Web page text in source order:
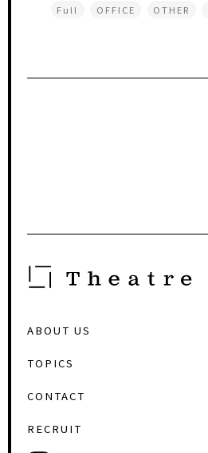
Full OFFICE OTHER
ABOUT US
TOPICS
CONTACT
RECRUIT